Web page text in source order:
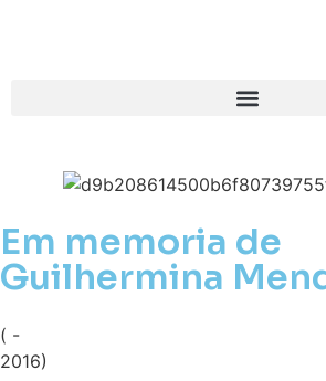
Em memoria de
Guilhermina
( -
2016)